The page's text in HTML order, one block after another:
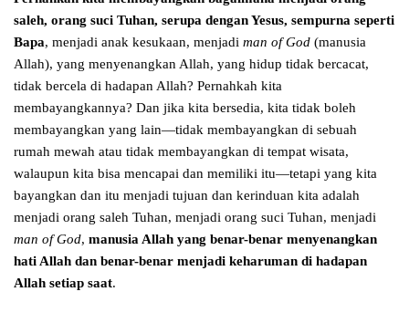
saleh, orang suci Tuhan, serupa dengan Yesus, sempurna seperti
Bapa, menjadi anak kesukaan, menjadi man of God (manusia
Allah), yang menyenangkan Allah, yang hidup tidak bercacat,
tidak bercela di hadapan Allah? Pernahkah kita
membayangkannya? Dan jika kita bersedia, kita tidak boleh
membayangkan yang lain—tidak membayangkan di sebuah
rumah mewah atau tidak membayangkan di tempat wisata,
walaupun kita bisa mencapai dan memiliki itu—tetapi yang kita
bayangkan dan itu menjadi tujuan dan kerinduan kita adalah
menjadi orang saleh Tuhan, menjadi orang suci Tuhan, menjadi
man of God, manusia Allah yang benar-benar menyenangkan
hati Allah dan benar-benar menjadi keharuman di hadapan
Allah setiap saat.